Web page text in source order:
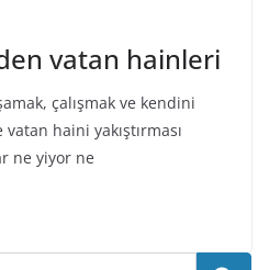
vatan hainleri
çalışmak ve kendini
haini yakıştırması
ne yiyor ne